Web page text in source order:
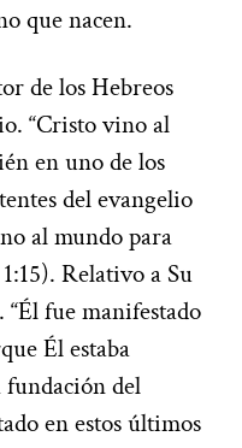
que nacen.
de los Hebreos
“Cristo vino al
en uno de los
del evangelio
al mundo para
Relativo a Su
fue manifestado
Él estaba
fundación del
en estos últimos